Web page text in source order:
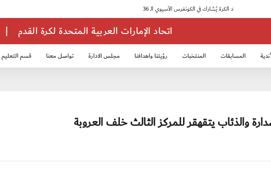
| اتحاد الإمارات العربية المتحدة لكرة القدم
المسابقات المنتخبات رؤيتنا واهدافنا مجلس الادارة تواصل معنا قسم التعليم
والذئاب يتقهقر للمركز الثالث خلف العروبة